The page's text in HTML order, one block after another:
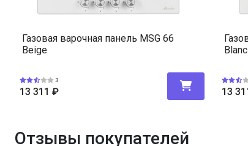
Газовая варочная панель MSG 66
Beige
3
13 311 ₽
Blanc
13
Отзывы покупателей